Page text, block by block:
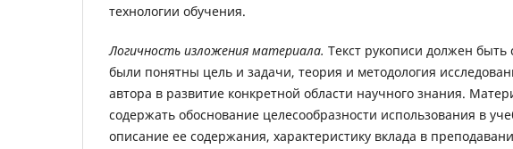
технологии обучения.
Логичность изложения материала. Текст рукописи должен
были понятны цель и задачи, теория и методология
автора в развитие конкретной области научного знания.
содержать обоснование целесообразности использования в
описание ее содержания, характеристику вклада в